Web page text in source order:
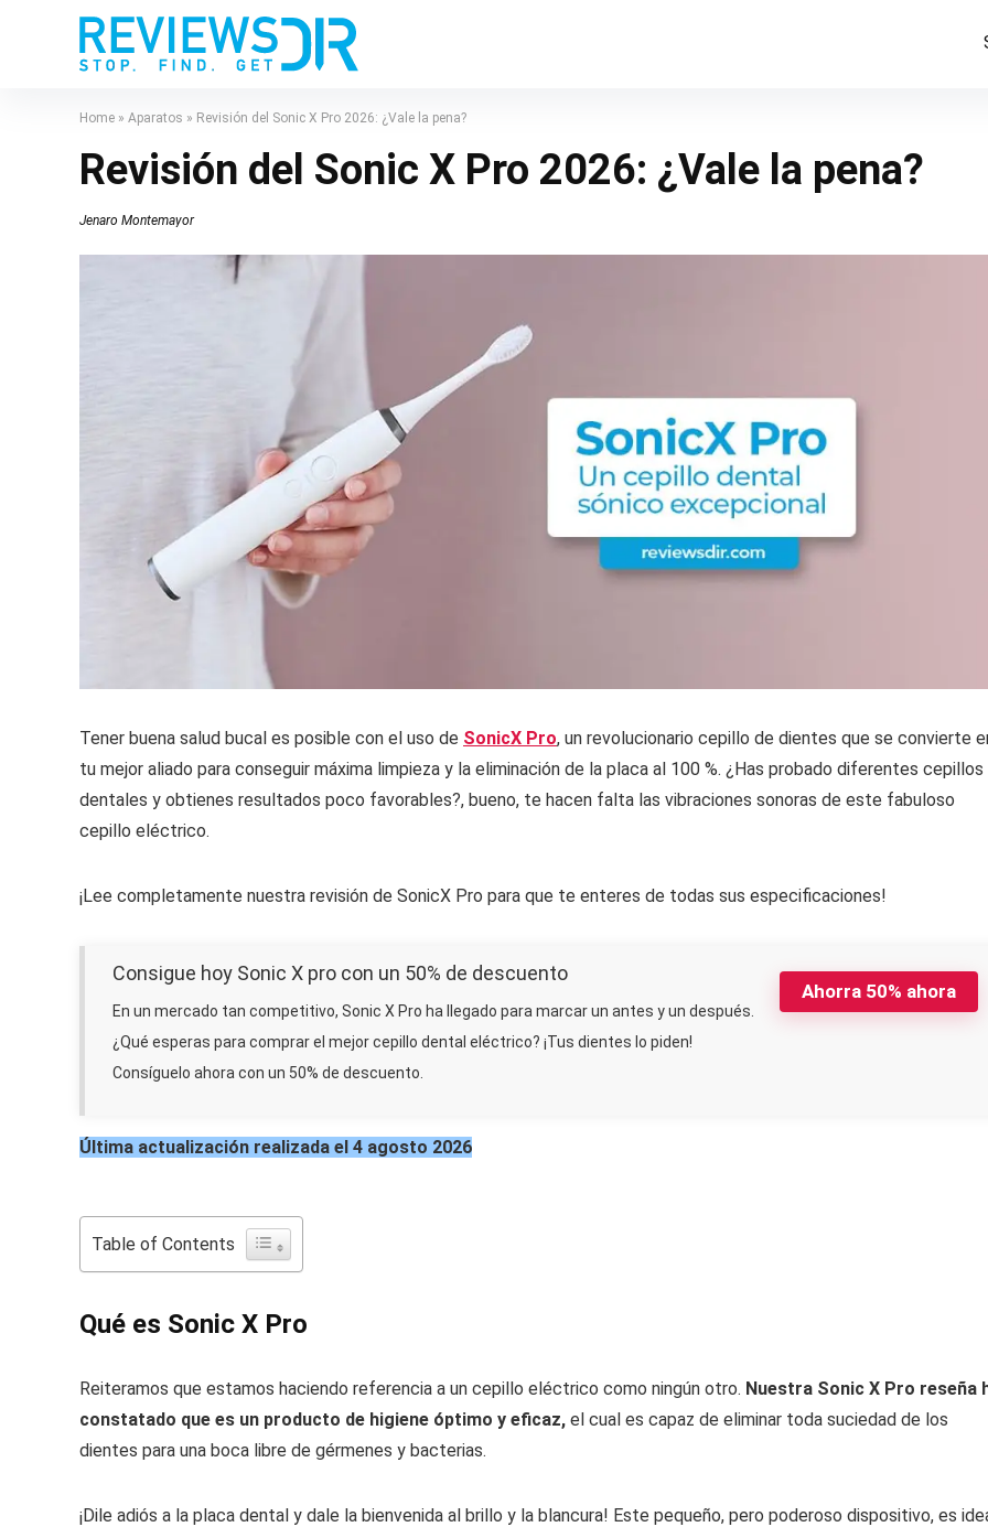
Home » Aparatos » Revisión del Sonic X Pro 2026: ¿Vale la pena?
Revisión del Sonic X Pro 2026: ¿Vale la pena?
Jenaro Montemayor
Tener buena salud bucal es posible con el uso de SonicX Pro, un revolucionario cepillo de dientes que se convierte
tu mejor aliado para conseguir máxima limpieza y la eliminación de la placa al 100 %. ¿Has probado diferentes cepillos
dentales y obtienes resultados poco favorables?, bueno, te hacen falta las vibraciones sonoras de este fabuloso
cepillo eléctrico.
¡Lee completamente nuestra revisión de SonicX Pro para que te enteres de todas sus especificaciones!
Ahorra 50% ahora
Consigue hoy Sonic X pro con un 50% de descuento
En un mercado tan competitivo, Sonic X Pro ha llegado para marcar un antes y un después.
¿Qué esperas para comprar el mejor cepillo dental eléctrico? ¡Tus dientes lo piden!
Consíguelo ahora con un 50% de descuento.
Última actualización realizada el 4 agosto 2026
Table of Contents
Qué es Sonic X Pro
Reiteramos que estamos haciendo referencia a un cepillo eléctrico como ningún otro. Nuestra Sonic X Pro reseña
constatado que es un producto de higiene óptimo y eficaz, el cual es capaz de eliminar toda suciedad de los
dientes para una boca libre de gérmenes y bacterias.
¡Dile adiós a la placa dental y dale la bienvenida al brillo y la blancura! Este pequeño, pero poderoso dispositivo, es